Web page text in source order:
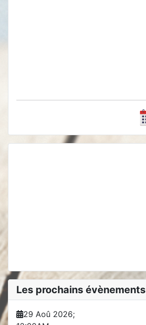
Les prochains évènements
29 Aoû 2026;